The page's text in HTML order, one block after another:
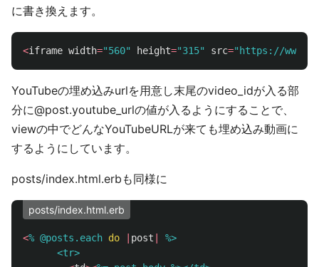
に書き換えます。
<iframe width="560" height="315" src="https://
YouTubeの埋め込みurlを用意し末尾のvideo_idが入る部
分に@post.youtube_urlの値が入るようにすることで、
viewの中でどんなYouTubeURLが来ても埋め込み動画に
するようにしています。
posts/index.html.erbも同様に
posts/index.html.erb
<% @posts.each do post
%>
      <tr>